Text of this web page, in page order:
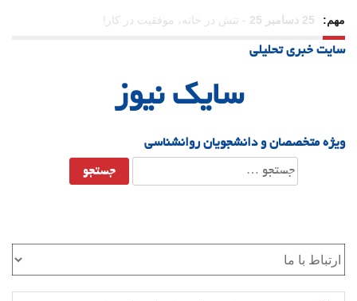
مهم: 23 دسامبر 25 - چرا اراده می‌کنیم ولی شکست می‌خوریم؟
21 دسامبر 25
سایت خبری تحلیلی
سایک نیوز
ویژه متخصصان و دانشجویان روانشناسی
جستجو
برای: